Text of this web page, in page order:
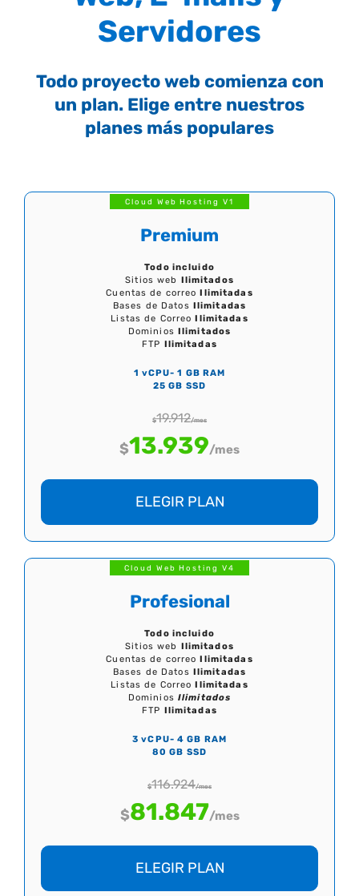
Servidores
Todo proyecto web comienza con
un plan. Elige entre nuestros
planes más populares
Cloud Web Hosting V1
Premium
Todo incluido
Sitios web Ilimitados
Cuentas de correoIlimitadas
Bases de Datos Ilimitadas
Listas de CorreoIlimitadas
Dominios Ilimitados
FTP Ilimitadas
1 vCPU- 1 GB RAM
25 GB SSD
$19.912/mes
$13.939/mes
ELEGIR PLAN
Cloud Web Hosting V4
Profesional
Todo incluido
Sitios web Ilimitados
Cuentas de correoIlimitadas
Bases de Datos Ilimitadas
Listas de CorreoIlimitadas
Dominios Ilimitados
FTP Ilimitadas
3 vCPU- 4 GB RAM
80 GB SSD
$116.924/mes
$81.847/mes
ELEGIR PLAN